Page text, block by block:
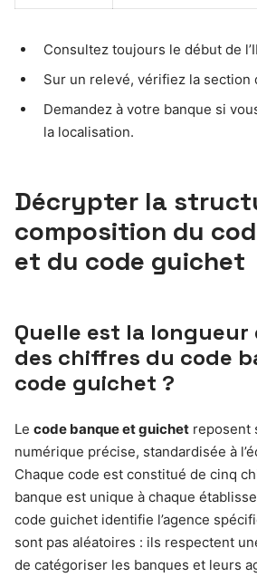
Consultez toujours le début de
Sur un relevé, vérifiez la section
Demandez à votre banque si
la localisation.
Décrypter la
composition du
et du code guichet
Quelle est la
des chiffres du code
code guichet ?
Le code banque et guichet reposent
numérique précise, standardisée à
Chaque code est constitué de cinq
banque est unique à chaque
code guichet identifie l’agence
sont pas aléatoires : ils respectent
de catégoriser les banques et leurs